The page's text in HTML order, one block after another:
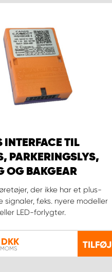
INTERFACE TIL
PARKERINGSLYS,
OG BAKGEAR
der ikke har et plus-
signaler, f.eks. nyere modeller
LED-forlygter.
DKK
MOMS TILFØJ